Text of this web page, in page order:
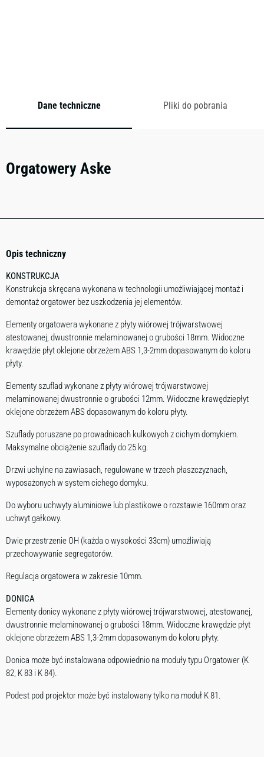
Dane techniczne Pliki do pobrania
Orgatowery Aske
Opis techniczny
KONSTRUKCJA
Konstrukcja skręcana wykonana w technologii umożliwiającej montaż i
demontaż orgatower bez uszkodzenia jej elementów.
Elementy orgatowera wykonane z płyty wiórowej trójwarstwowej
atestowanej, dwustronnie melaminowanej o grubości 18mm. Widoczne
krawędzie płyt oklejone obrzeżem ABS 1,3-2mm dopasowanym do koloru
płyty.
Elementy szuflad wykonane z płyty wiórowej trójwarstwowej
melaminowanej dwustronnie o grubości 12mm. Widoczne krawędziepłyt
oklejone obrzeżem ABS dopasowanym do koloru płyty.
Szuflady poruszane po prowadnicach kulkowych z cichym domykiem.
Maksymalne obciążenie szuflady do 25 kg.
Drzwi uchylne na zawiasach, regulowane w trzech płaszczyznach,
wyposażonych w system cichego domyku.
Do wyboru uchwyty aluminiowe lub plastikowe o rozstawie 160mm oraz
uchwyt gałkowy.
Dwie przestrzenie OH (każda o wysokości 33cm) umożliwiają
przechowywanie segregatorów.
Regulacja orgatowera w zakresie 10mm.
DONICA
Elementy donicy wykonane z płyty wiórowej trójwarstwowej, atestowanej,
dwustronnie melaminowanej o grubości 18mm. Widoczne krawędzie płyt
oklejone obrzeżem ABS 1,3-2mm dopasowanym do koloru płyty.
Donica może być instalowana odpowiednio na moduły typu Orgatower (K
82, K 83 i K 84).
Podest pod projektor może być instalowany tylko na moduł K 81.